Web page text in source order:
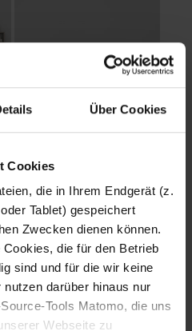
Über Cookies
Cookies
die in Ihrem Endgerät (z.
Tablet) gespeichert
Zwecken dienen können.
die für den Betrieb
sind und für die wir keine
darüber hinaus nur
Tools Matomo, die uns
Webseite zu
Fotografo: Lorenz
Sternbach
Download